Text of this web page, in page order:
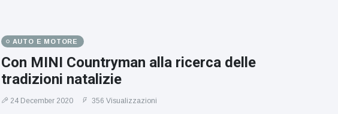
AUTO E MOTORE
Con MINI Countryman alla ricerca delle
tradizioni natalizie
24 December 2020 356 Visualizzazioni